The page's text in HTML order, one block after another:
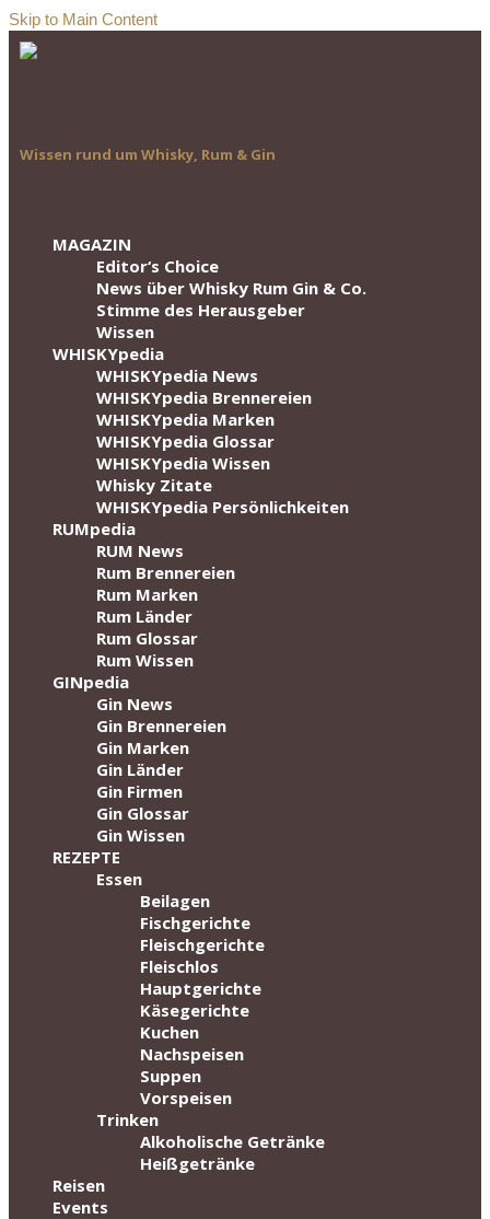
Skip to Main Content
Wissen rund um Whisky, Rum & Gin
MAGAZIN
Editor‘s Choice
News über Whisky Rum Gin & Co.
Stimme des Herausgeber
Wissen
WHISKYpedia
WHISKYpedia News
WHISKYpedia Brennereien
WHISKYpedia Marken
WHISKYpedia Glossar
WHISKYpedia Wissen
Whisky Zitate
WHISKYpedia Persönlichkeiten
RUMpedia
RUM News
Rum Brennereien
Rum Marken
Rum Länder
Rum Glossar
Rum Wissen
GINpedia
Gin News
Gin Brennereien
Gin Marken
Gin Länder
Gin Firmen
Gin Glossar
Gin Wissen
REZEPTE
Essen
Beilagen
Fischgerichte
Fleischgerichte
Fleischlos
Hauptgerichte
Käsegerichte
Kuchen
Nachspeisen
Suppen
Vorspeisen
Trinken
Alkoholische Getränke
Heißgetränke
Reisen
Events